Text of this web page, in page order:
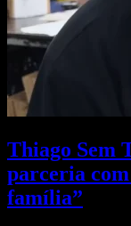
Thiago Sem
parceria
família”